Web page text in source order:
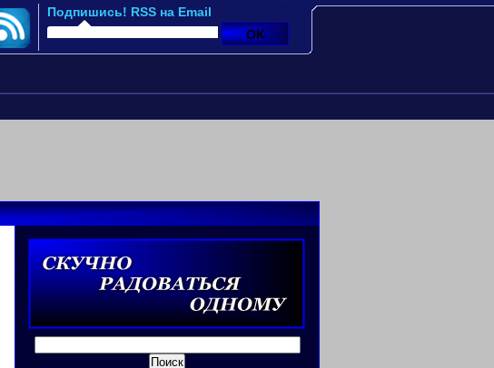
Подпишись! RSS на Email